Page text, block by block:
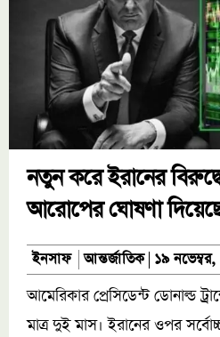
নতুন করে ইরানের
আরোপের ঘোষণা
ইনসাফ আন্তর্জাতিক ১৯
আমেরিকার প্রেসিডেন্ট ডোনাল্ড
মাত্র দুই মাস। ইরানের ওপর